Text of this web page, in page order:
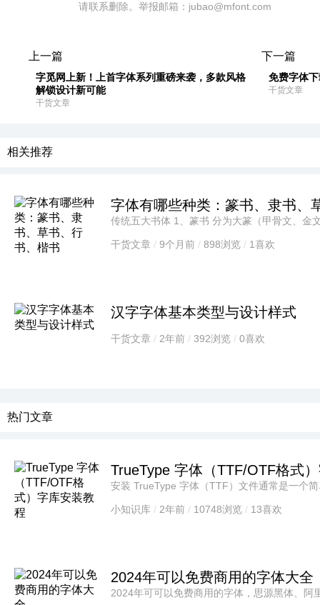
请联系删除。举报邮箱：jubao@mfont.com
上一篇
字觅网上新！上首字体系列重磅来袭，多款风格
解锁设计新可能
干货文章
下一篇
免费字体
干货文章
相关推荐
字体有哪些种类：篆书‌、隶书‌、
传统五大书体 1‌、篆书‌ 分为大篆（甲骨文、金文等）和小篆（秦代标准字体），以直线
干货文章 / 9个月前 / 898浏览 / 1喜欢
汉字字体基本类型与设计样式
干货文章 / 2年前 / 392浏览 / 0喜欢
热门文章
TrueType 字体（TTF/OTF格式
安装 TrueType 字体（TTF）文件通常是一个
小知识库 / 2年前 / 10748浏览 / 13喜欢
2024年可以免费商用的字体大全
2024年可可以免费商用的字体，思源黑体、阿